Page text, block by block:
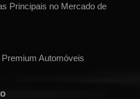
Principais no Mercado de
Automóveis